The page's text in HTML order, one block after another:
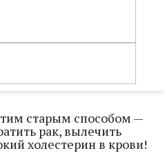
старым способом —
рак, вылечить
холестерин в крови!